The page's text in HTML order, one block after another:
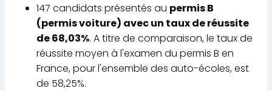
147 candidats présentés au permis B
(permis voiture) avec un taux de réussite
de 68,03%. A titre de comparaison, le taux de
réussite moyen à l'examen du permis B en
France, pour l'ensemble des auto-écoles, est
de 58,25%.